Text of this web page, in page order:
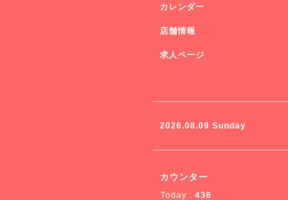
カレンダー
店舗情報
求人ページ
2026.08.09 Sunday
カウンター
Today : 436